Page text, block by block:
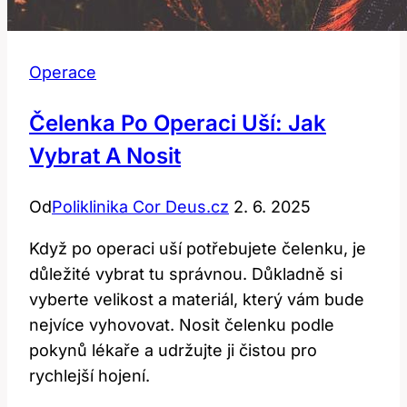
Operace
Čelenka Po Operaci Uší: Jak
Vybrat A Nosit
OdPoliklinika Cor Deus.cz 2. 6. 2025
Když po operaci uší potřebujete čelenku, je
důležité vybrat tu správnou. Důkladně si
vyberte velikost a materiál, který vám bude
nejvíce vyhovovat. Nosit čelenku podle
pokynů lékaře a udržujte ji čistou pro
rychlejší hojení.